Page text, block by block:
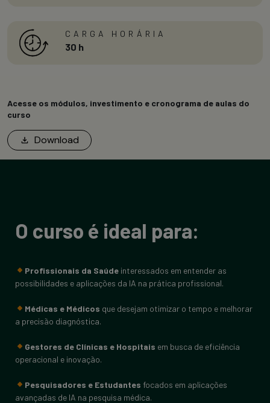
CARGA HORÁRIA
30 h
Download
Acesse os módulos, investimento e cronograma de aulas do
curso
O curso é ideal para:
Profissionais da Saúde interessados em entender as
possibilidades e aplicações da IA na prática profissional.
Médicas e Médicos que desejam otimizar o tempo e melhorar
a precisão diagnóstica.
Gestores de Clínicas e Hospitais em busca de eficiência
operacional e inovação.
Pesquisadores e Estudantes focados em aplicações
avançadas de IA na pesquisa médica.